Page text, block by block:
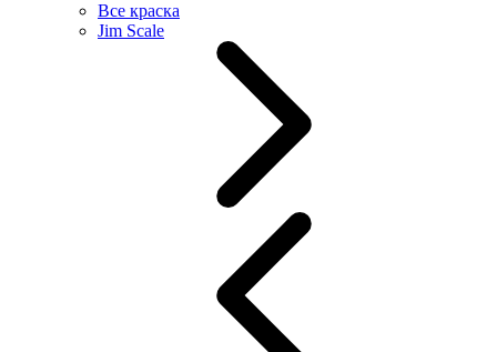
Все краска
Jim Scale